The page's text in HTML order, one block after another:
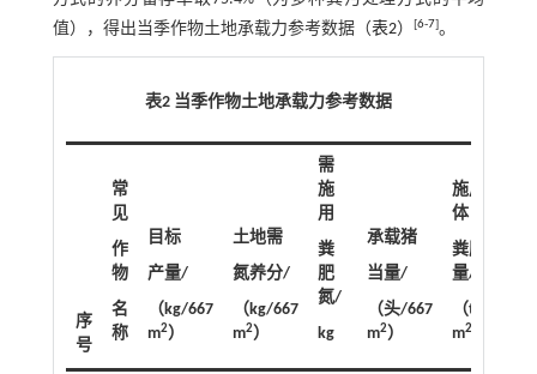
值），得出当季作物土地承载力参考数据（表2） [6-7]。
表2 当季作物土地承载力参考数据
序
号
常
见
作
物
名
称
目标
产量/
（kg/667
m2）
土地需
氮养分/
（kg/667
m2）
需
施
用
粪
肥
氮/
kg
承载猪
当量/
（头/667
m2）
施用固
体
粪肥
量/
（t/667
m2